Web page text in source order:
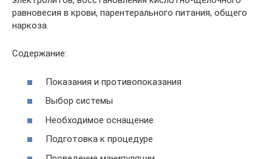
равновесия в крови, парентерального питания, общего
наркоза.
Содержание:
Показания и противопоказания
Выбор системы
Необходимое оснащение
Подготовка к процедуре